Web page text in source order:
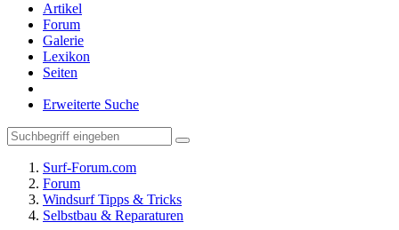
Artikel
Forum
Galerie
Lexikon
Seiten
Erweiterte Suche
Surf-Forum.com
Forum
Windsurf Tipps & Tricks
Selbstbau & Reparaturen